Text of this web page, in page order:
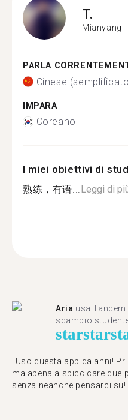
T.
Mianyang
PARLA
Cinese
IMPARA
Coreano
I miei obiettivi di
熟练，有语...Leggi di
Aria usa
scambio
starstar
"Uso questa app da anni!
malapena a spiccicare due
senza neanche pensarci su!"